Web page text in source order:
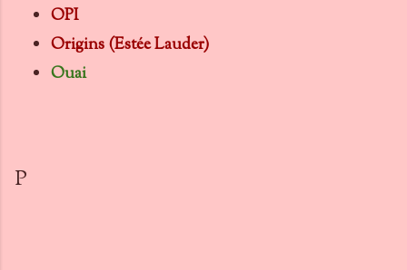
OPI
Origins (Estée Lauder)
Ouai
P